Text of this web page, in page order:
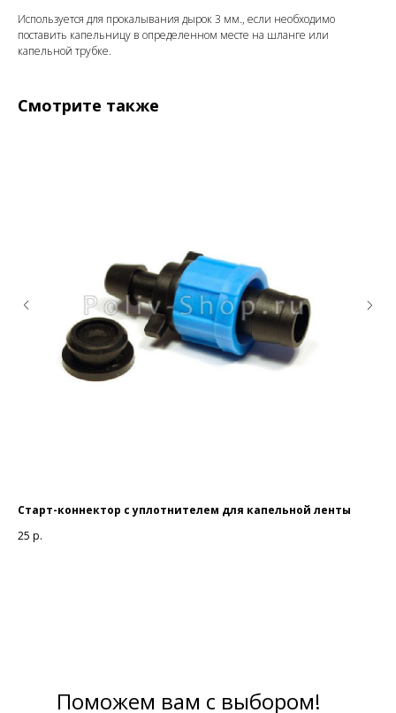
Используется для прокалывания дырок 3 мм., если необходимо
поставить капельницу в определенном месте на шланге или
капельной трубке.
Смотрите также
Старт-коннектор с уплотнителем для капельной ленты
25 р.
Поможем вам с выбором!